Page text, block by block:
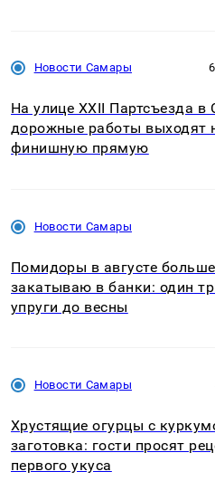
Новости Самары
На улице XXII Партсъезда в
дорожные работы выходят
финишную прямую
Новости Самары
Помидоры в августе
закатываю в банки: один
упруги до весны
Новости Самары
Хрустящие огурцы с
заготовка: гости просят
первого укуса